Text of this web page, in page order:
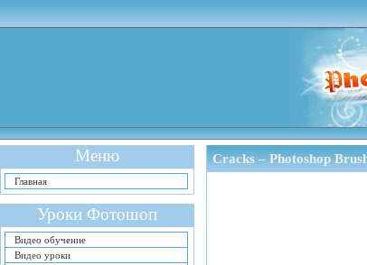
Меню
Главная
Уроки Фотошоп
Видео обучение
Видео уроки
Cracks – Photoshop